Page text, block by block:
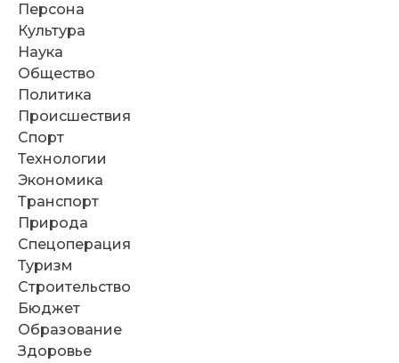
Персона
Культура
Наука
Общество
Политика
Происшествия
Спорт
Технологии
Экономика
Транспорт
Природа
Спецоперация
Туризм
Строительство
Бюджет
Образование
Здоровье